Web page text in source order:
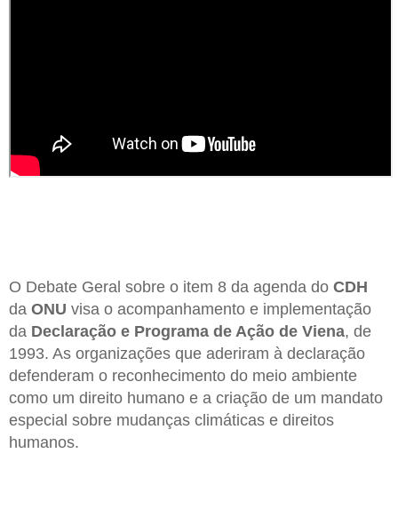
O Debate Geral sobre o item 8 da agenda do CDH
da ONU visa o acompanhamento e implementação
da Declaração e Programa de Ação de Viena, de
1993. As organizações que aderiram à declaração
defenderam o reconhecimento do meio ambiente
como um direito humano e a criação de um mandato
especial sobre mudanças climáticas e direitos
humanos.